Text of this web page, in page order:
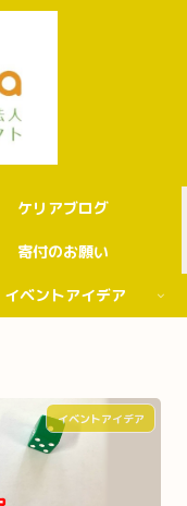
ケリアブログ
寄付のお願い
イベントアイデア
イベントアイデア